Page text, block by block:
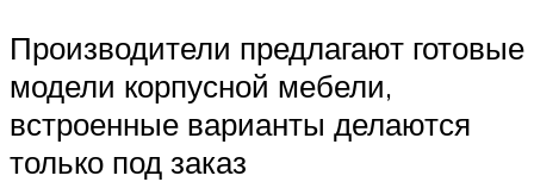
Производители предлагают готовые
модели корпусной мебели,
встроенные варианты делаются
только под заказ